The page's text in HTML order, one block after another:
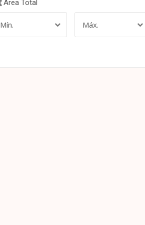
Jardim Franca
Jardim Guanca
Área Total
Mín. Máx.